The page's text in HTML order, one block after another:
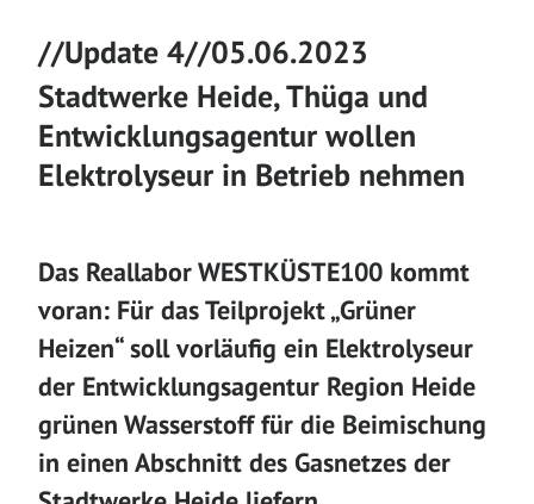
//Update 4//05.06.2023
Stadtwerke Heide, Thüga und
Entwicklungsagentur wollen
Elektrolyseur in Betrieb nehmen
Das Reallabor WESTKÜSTE100 kommt
voran: Für das Teilprojekt „Grüner
Heizen“ soll vorläufig ein Elektrolyseur
der Entwicklungsagentur Region Heide
grünen Wasserstoff für die Beimischung
in einen Abschnitt des Gasnetzes der